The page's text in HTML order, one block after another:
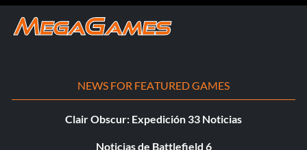
NEWS FOR FEATURED GAMES
Clair Obscur: Expedición 33 Noticias
Noticias de Battlefield 6